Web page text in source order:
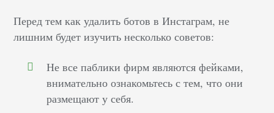
Перед тем как удалить ботов в Инстаграм, не
лишним будет изучить несколько советов:
Не все паблики фирм являются фейками,
внимательно ознакомьтесь с тем, что они
размещают у себя.